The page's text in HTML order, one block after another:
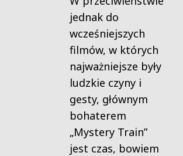
jednak do
wcześniejszych
filmów, w których
najważniejsze były
ludzkie czyny i
gesty, głównym
bohaterem
„Mystery Train”
jest czas, bowiem